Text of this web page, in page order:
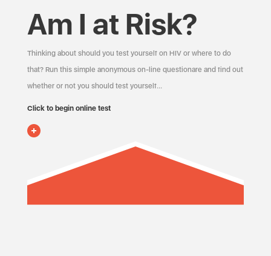
Am I at Risk?
Thinking about should you test yourself on HIV or where to do
that? Run this simple anonymous on-line questionare and find out
whether or not you should test yourself…
Click to begin online test